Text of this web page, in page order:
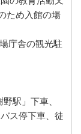
ため入館の場
庁舎の観光駐
駅」下車、
ス停下車、徒